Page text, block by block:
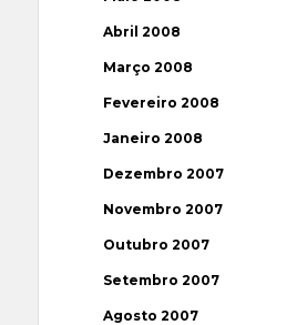
Abril 2008
Março 2008
Fevereiro 2008
Janeiro 2008
Dezembro 2007
Novembro 2007
Outubro 2007
Setembro 2007
Agosto 2007